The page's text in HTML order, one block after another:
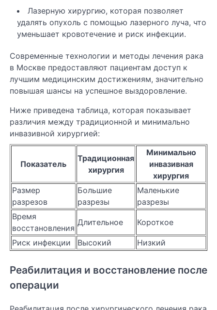
Лазерную хирургию, которая позволяет
удалять опухоль с помощью лазерного луча, что
уменьшает кровотечение и риск инфекции.
Современные технологии и методы лечения рака
в Москве предоставляют пациентам доступ к
лучшим медицинским достижениям, значительно
повышая шансы на успешное выздоровление.
Ниже приведена таблица, которая показывает
различия между традиционной и минимально
инвазивной хирургией:
Показатель
Традиционная
хирургия
Минимально
инвазивная
хирургия
Размер
разрезов
Большие
разрезы
Маленькие
разрезы
Время
восстановления
Длительное Короткое
Риск инфекции Высокий Низкий
Реабилитация и восстановление после
операции